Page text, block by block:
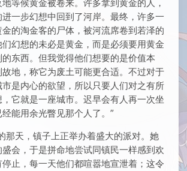
等候黄金被卷来。许多拿到黄金的人，
一步幻想中回到了河岸。最终，许多一
的淘金客的尸体，被河流席卷到若泽的
幻想的未必是黄金，而是必须要用黄金
东西。但我觉得他们想要的是价值本
地，称它为废土可能更合适。不过对于
是内心的欲望，所以只要人们对之有所
它就是一座城市。迟早会有人再一次坐
能用余光瞥见那个人了。”
那天，镇子上正举办着盛大的派对。她
会，于是拼命地尝试同镇民一样感到欢
止，每一天他们都喧嚣地宣泄着；这令